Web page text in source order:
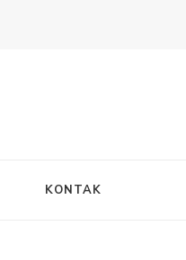
KONTAK